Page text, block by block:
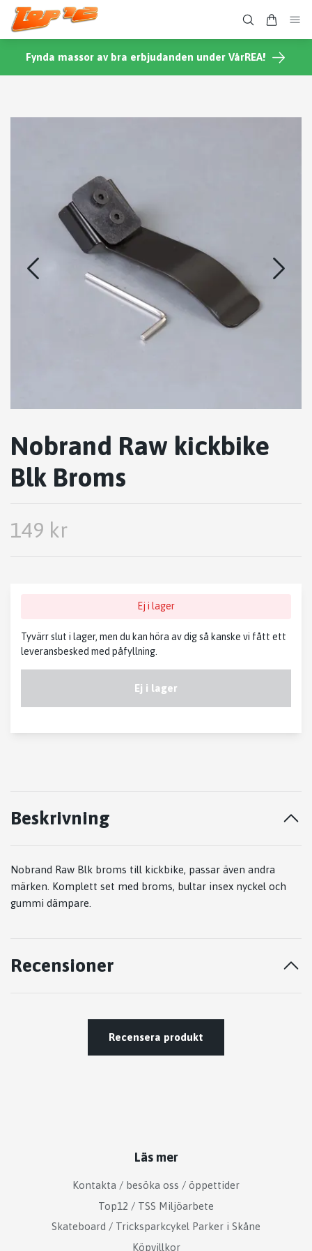
Fynda massor av bra erbjudanden under VårREA!
Nobrand Raw kickbike
Blk Broms
149 kr
Ej i lager
Tyvärr slut i lager, men du kan höra av dig så kanske vi fått ett
leveransbesked med påfyllning.
Ej i lager
Beskrivning
Nobrand Raw Blk broms till kickbike, passar även andra
märken. Komplett set med broms, bultar insex nyckel och
gummi dämpare.
Recensioner
Recensera produkt
Läs mer
Kontakta / besöka oss / öppettider
Top12 / TSS Miljöarbete
Skateboard / Tricksparkcykel Parker i Skåne
Köpvillkor